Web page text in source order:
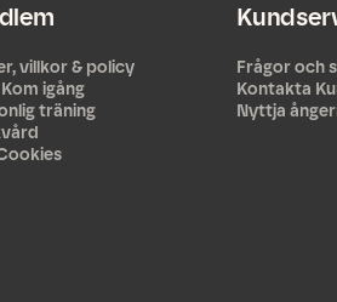
villkor & policy
igång
träning
Frågor och
Kontakta
Nyttja